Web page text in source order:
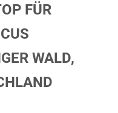
FÜR
WALD,